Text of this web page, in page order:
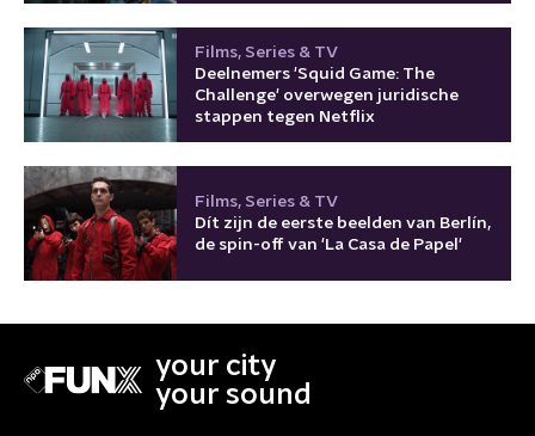
Films, Series & TV
Deelnemers 'Squid Game: The
Challenge' overwegen juridische
stappen tegen Netflix
Films, Series & TV
Dít zijn de eerste beelden van Berlín,
de spin-off van 'La Casa de Papel'
your city
your sound